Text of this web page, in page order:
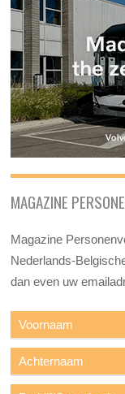
MAGAZINE
Magazine
Nederlands-
dan even uw